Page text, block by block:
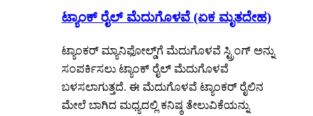
ಟ್ಯಾಂಕ್ ರೈಲ್ ಮೆದುಗೊಳವೆ (ಏಕ ಮೃತದೇಹ)
ಟ್ಯಾಂಕರ್ ಮ್ಯಾನಿಫೋಲ್ಡ್‌ಗೆ ಮೆದುಗೊಳವೆ ಸ್ಟ್ರಿಂಗ್ ಅನ್ನು
ಸಂಪರ್ಕಿಸಲು ಟ್ಯಾಂಕ್ ರೈಲ್ ಮೆದುಗೊಳವೆ
ಬಳಸಲಾಗುತ್ತದೆ. ಈ ಮೆದುಗೊಳವೆ ಟ್ಯಾಂಕರ್ ರೈಲಿನ
ಮೇಲೆ ಬಾಗಿದ ಮಧ್ಯದಲ್ಲಿ ಕನಿಷ್ಠ ತೇಲುವಿಕೆಯನ್ನು